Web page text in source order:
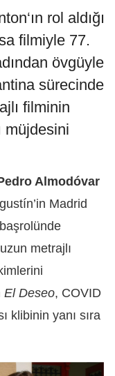
rol aldığı
filmiyle 77.
övgüyle
sürecinde
filminin
müjdesini
Almodóvar
Madrid
metrajlı
El Deseo, COVID
klibinin yanı sıra